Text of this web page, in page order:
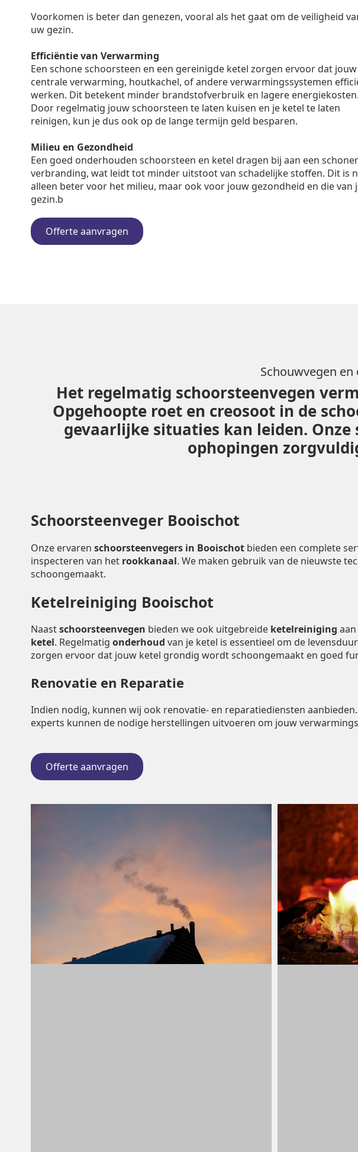
Voorkomen is beter dan genezen, vooral als het gaat om de veiligheid
uw gezin.
Efficiëntie van Verwarming
Een schone schoorsteen en een gereinigde ketel zorgen ervoor dat jouw
centrale verwarming, houtkachel, of andere verwarmingssystemen
werken. Dit betekent minder brandstofverbruik en lagere energiekosten.
Door regelmatig jouw schoorsteen te laten kuisen en je ketel te laten
reinigen, kun je dus ook op de lange termijn geld besparen.
Milieu en Gezondheid
Een goed onderhouden schoorsteen en ketel dragen bij aan een
verbranding, wat leidt tot minder uitstoot van schadelijke stoffen. Dit is
alleen beter voor het milieu, maar ook voor jouw gezondheid en die van
gezin.b
Offerte aanvragen
Schouwvegen
Het regelmatig schoorsteenvegen
Opgehoopte roet en creosoot in de
gevaarlijke situaties kan leiden.
ophopingen
Schoorsteenveger Booischot
Onze ervaren schoorsteenvegers in Booischot bieden een complete
inspecteren van het rookkanaal. We maken gebruik van de nieuwste
schoongemaakt.
Ketelreiniging Booischot
Naastschoorsteenvegen bieden we ook uitgebreide ketelreiniging
ketel. Regelmatig onderhoud van je ketel is essentieel om de
zorgen ervoor dat jouw ketel grondig wordt schoongemaakt en goed
Renovatie en Reparatie
Indien nodig, kunnen wij ook renovatie- en reparatiediensten
experts kunnen de nodige herstellingen uitvoeren om jouw
Offerte aanvragen